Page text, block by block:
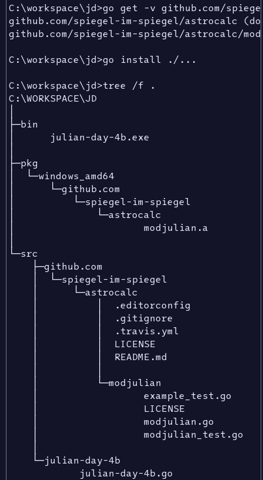
C:\workspace\jd>go get -v github.com/
github.com/spiegel-im-spiegel/astrocalc
github.com/spiegel-im-spiegel/astrocalc/
C:\workspace\jd>go install ./...
C:\workspace\jd>tree /f .
C:\WORKSPACE\JD
├─bin
│      julian-day-4b.exe
├─pkg
│  └─windows_amd64
│      └─github.com
│          └─spiegel-im-spiegel
│              └─astrocalc
│                      modjulian.a
└─src
    ├─github.com
    │  └─spiegel-im-spiegel
    │      └─astrocalc
    │          │  .editorconfig
    │          │  .gitignore
    │          │  .travis.yml
    │          │  LICENSE
    │          │  README.md
    │          └─modjulian
    │                  example_test.go
    │                  LICENSE
    │                  modjulian.go
    │                  modjulian_test.go
    └─julian-day-4b
            julian-day-4b.go